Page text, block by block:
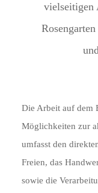
vielseitigen
Die Arbeit auf dem
Möglichkeiten zur
umfasst den
Freien, das
sowie die